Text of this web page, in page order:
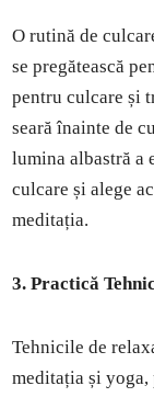
O rutină de
se pregătească
pentru culcare și
seară înainte de
lumina albastră a
culcare și alege
meditația.
3. Practică
Tehnicile de
meditația și